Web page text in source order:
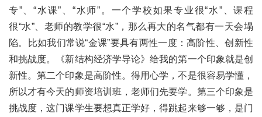
专”、“水课”、“水师”。一个学校如果专业很“水”、课程
很“水”、老师的教学很“水”，那么再大的名气都有一天会塌
陷。比如我们常说“金课”要具有两性一度：高阶性、创新性
和挑战度。《新结构经济学导论》给我的第一个印象就是创
新性。第二个印象是高阶性。得用心学，不是很容易学懂，
所以才有今天的师资培训班，老师们先要学。第三个印象是
挑战度，这门课学生要想真正学好，得跳起来够一够，是门